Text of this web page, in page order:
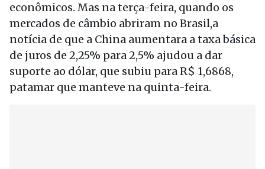
econômicos. Mas na terça-feira, quando os
mercados de câmbio abriram no Brasil,a
notícia de que a China aumentara a taxa básica
de juros de 2,25% para 2,5% ajudou a dar
suporte ao dólar, que subiu para R$ 1,6868,
patamar que manteve na quinta-feira.